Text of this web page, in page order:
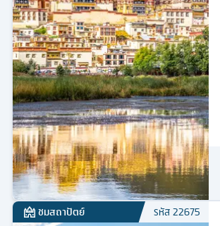
ชมสถาปัตย์ รหัส22675